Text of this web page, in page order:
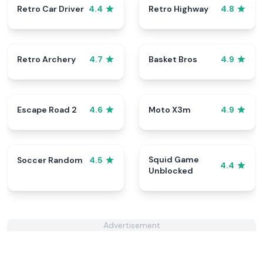
Retro Car Driver 4.4 Retro Highway 4.8
Retro Archery 4.7 Basket Bros 4.9
Escape Road 2 4.6 Moto X3m 4.9
Soccer Random 4.5
Squid Game
Unblocked
4.4
Advertisement